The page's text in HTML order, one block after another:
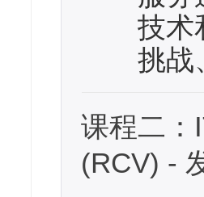
技术和
挑战、
课程二：
(RCV) -